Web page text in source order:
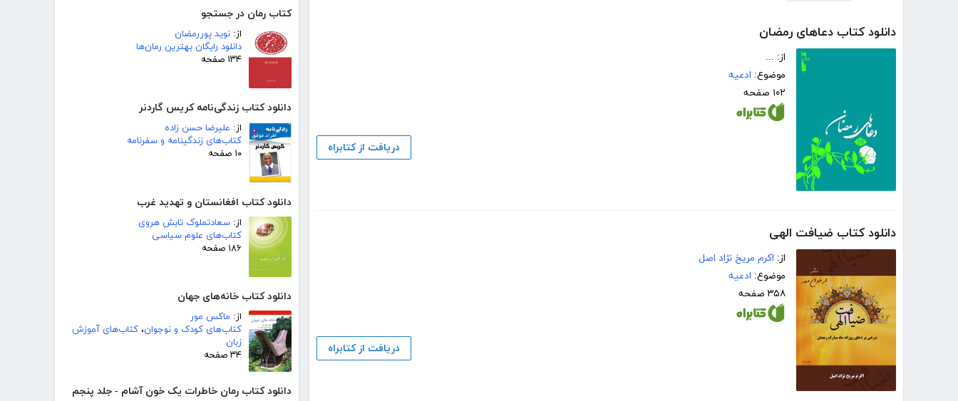
کتاب رمان در جستجو
از: نوید پوررمضان
دانلود رایگان بهترین رمان‌ها
۱۳۴ صفحه
دانلود کتاب زندگی‌نامه کریس گاردنر
از: علیرضا حسن زاده
کتاب‌های زندگینامه و سفرنامه
۱۰ صفحه
دانلود کتاب افغانستان و تهدید غرب
از: سعادتملوک تابش هروی
کتاب‌های علوم سیاسی
۱۸۶ صفحه
دانلود کتاب خانه‌های جهان
از: ماکس مور
کتاب‌های کودک و نوجوان، کتاب‌های آموزش
زبان
۳۴ صفحه
دانلود کتاب رمان خاطرات یک خون آشام - جلد پنجم
دانلود کتاب دعاهای رمضان
از: ...
موضوع: ادعیه
۱۰۲ صفحه
دریافت از کتابراه
دانلود کتاب ضیافت الهی
از: اکرم مریخ نژاد اصل
موضوع: ادعیه
۳۵۸ صفحه
دریافت از کتابراه